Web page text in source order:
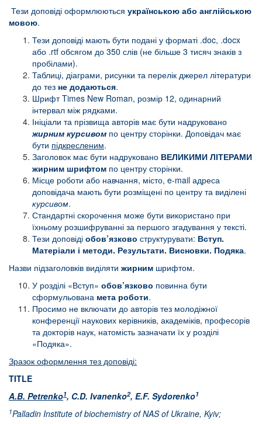
Тези доповіді оформлюються українською або англійською
мовою.
Тези доповіді мають бути подані у форматі .doc, .docx
або .rtf обсягом до 350 слів (не більше 3 тисяч знаків з
пробілами).
Таблиці, діаграми, рисунки та перелік джерел літератури
до тез не додаються.
Шрифт Times New Roman, розмір 12, одинарний
інтервал між рядками.
Ініціали та прізвища авторів має бути надруковано
жирним курсивом по центру сторінки. Доповідач має
бути підкресленим.
Заголовок має бути надруковано ВЕЛИКИМИ ЛІТЕРАМИ
жирним шрифтом по центру сторінки.
Місце роботи або навчання, місто, e-mail адреса
доповідача мають бути розміщені по центру та виділені
курсивом.
Стандартні скорочення може бути використано при
їхньому розшифруванні за першого згадування у тексті.
Тези доповіді обов’язково структурувати: Вступ.
Матеріали і методи. Результати. Висновки. Подяка.
Назви підзаголовків виділяти жирним шрифтом.
У розділі «Вступ» обов’язково повинна бути
сформульована мета роботи.
Просимо не включати до авторів тез молодіжної
конференції наукових керівників, академіків, професорів
та докторів наук, натомість зазначати їх у розділі
«Подяка».
Зразок оформлення тез доповіді:
TITLE
A.B. Petrenko1, C.D. Ivanenko2, E.F. Sydorenko1
1Palladin Institute of biochemistry of NAS of Ukraine, Kyiv;